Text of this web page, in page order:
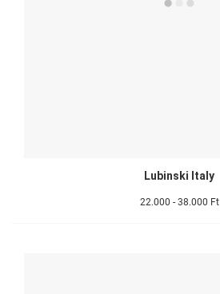
Lubinski Italy
22.000 - 38.000 Ft